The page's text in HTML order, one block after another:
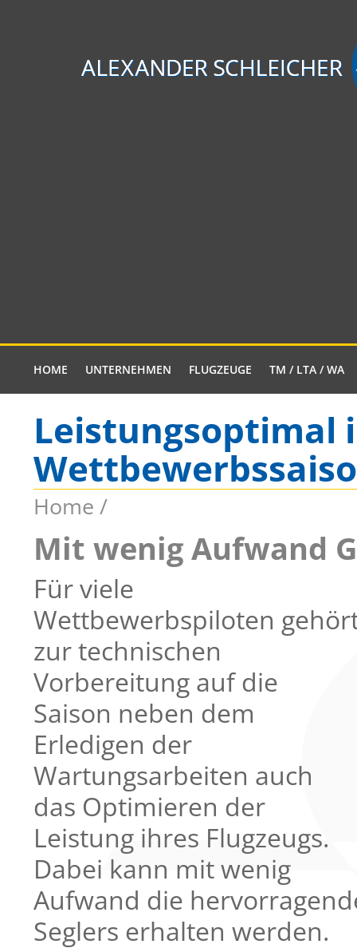
HOME UNTERNEHMEN FLUGZEUGE TM / LTA / WA
Leistungsoptimal
Home /
Mit wenig Aufwand
Für viele
Wettbewerbspiloten
zur technischen
Vorbereitung auf die
Saison neben dem
Erledigen der
Wartungsarbeiten auch
das Optimieren der
Leistung ihres Flugzeugs.
Dabei kann mit wenig
Aufwand die
Seglers erhalten werden.